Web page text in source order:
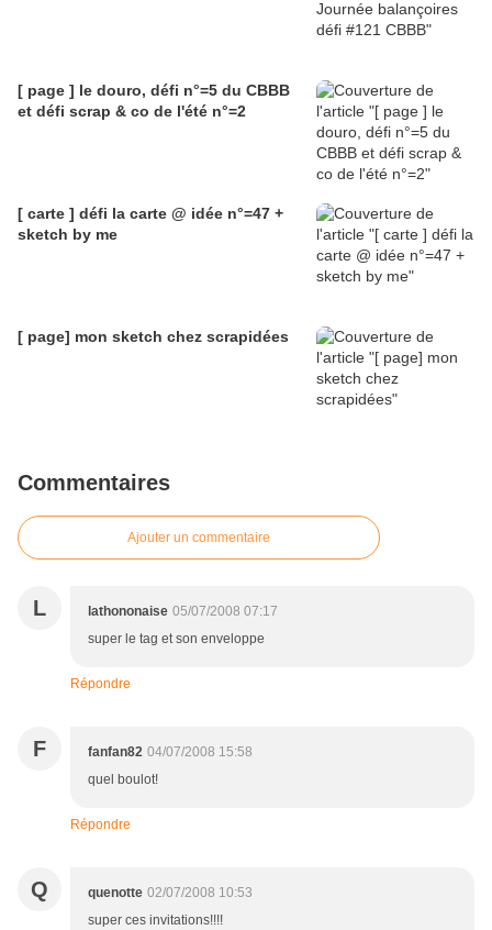
[ page ] le douro, défi n°=5 du CBBB
et défi scrap & co de l'été n°=2
[ carte ] défi la carte @ idée n°=47 +
sketch by me
[ page] mon sketch chez scrapidées
Commentaires
Ajouter un commentaire
L lathononaise 05/07/2008 07:17
super le tag et son enveloppe
Répondre
F fanfan82 04/07/2008 15:58
quel boulot!
Répondre
Q quenotte 02/07/2008 10:53
super ces invitations!!!!